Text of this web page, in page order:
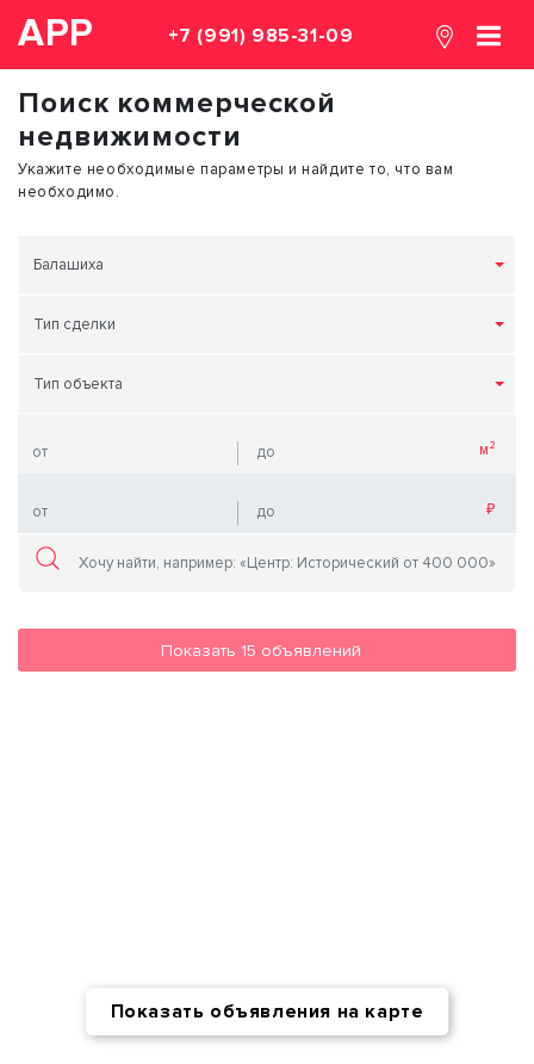
АРР +7 (991) 985-31-09
Поиск коммерческой
недвижимости
Укажите необходимые параметры и найдите то, что вам
необходимо.
Балашиха
Тип сделки
Тип объекта
Показать 15 объявлений
Показать объявления на карте